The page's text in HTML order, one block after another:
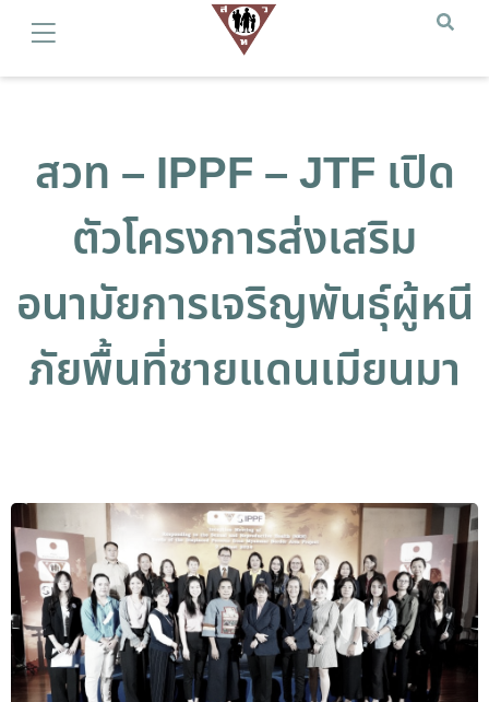
สวท – IPPF – JTF เปิด
ตัวโครงการส่งเสริม
อนามัยการเจริญพันธุ์ผู้หนี
ภัยพื้นที่ชายแดนเมียนมา